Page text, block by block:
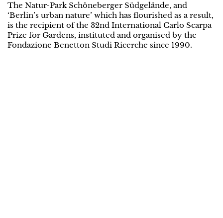
The Natur-Park Schöneberger Südgelände, and
‘Berlin’s urban nature’ which has flourished as a result,
is the recipient of the 32nd International Carlo Scarpa
Prize for Gardens, instituted and organised by the
Fondazione Benetton Studi Ricerche since 1990.